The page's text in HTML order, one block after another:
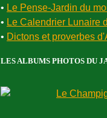
• Le Pense-Jardin du
• Le Calendrier Lunaire
• Dictons et proverbes
LES ALBUMS PHOTOS DU